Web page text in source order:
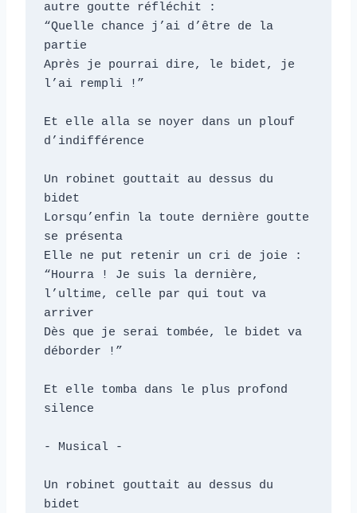
autre goutte réfléchit :
“Quelle chance j’ai d’être de la
partie
Après je pourrai dire, le bidet, je
l’ai rempli !”
Et elle alla se noyer dans un plouf
d’indifférence
Un robinet gouttait au dessus du
bidet
Lorsqu’enfin la toute dernière goutte
se présenta
Elle ne put retenir un cri de joie :
“Hourra ! Je suis la dernière,
l’ultime, celle par qui tout va
arriver
Dès que je serai tombée, le bidet va
déborder !”
Et elle tomba dans le plus profond
silence
- Musical -
Un robinet gouttait au dessus du
bidet